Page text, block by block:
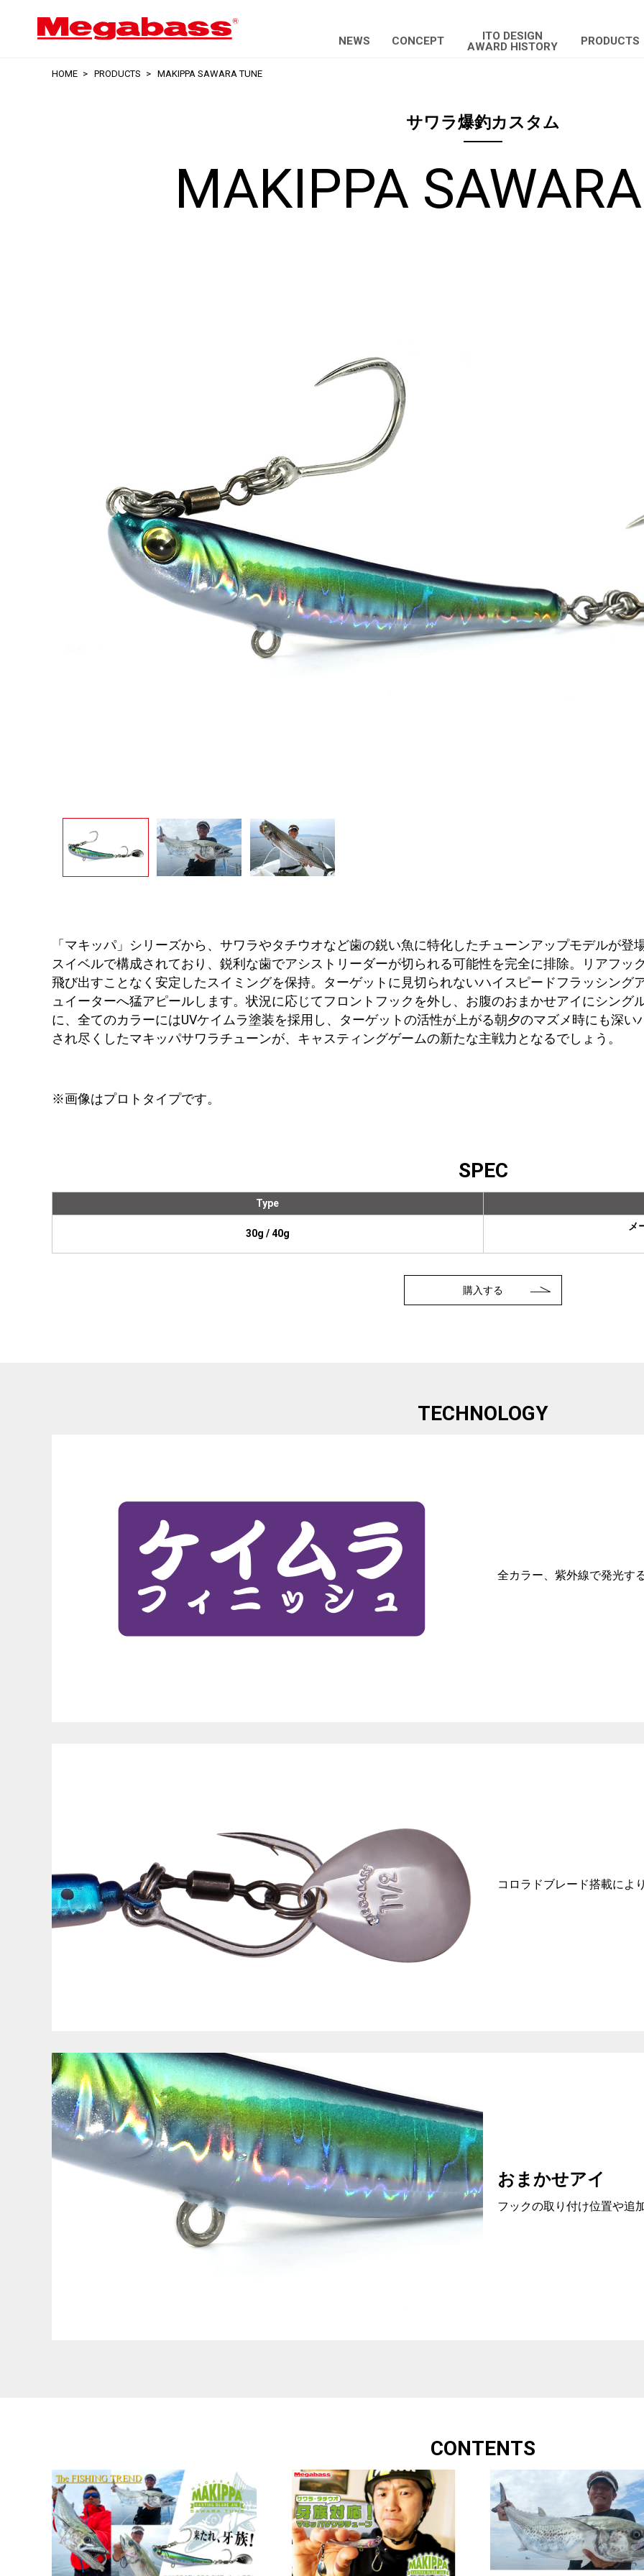
NEWS CONCEPT
ITO DESIGN
AWARD HISTORY
PRODUCTS
HOME PRODUCTS MAKIPPA SAWARA TUNE
サワラ爆釣カスタム
MAKIPPA
「マキッパ」シリーズから、サワラやタチウオなど歯の鋭い魚に特化したチューンアップモデルが登
スイベルで構成されており、鋭利な歯でアシストリーダーが切られる可能性を完全に排除。リアフッ
飛び出すことなく安定したスイミングを保持。ターゲットに見切られないハイスピードフラッシング
ュイーターへ猛アピールします。状況に応じてフロントフックを外し、お腹のおまかせアイにシング
に、全てのカラーにはUVケイムラ塗装を採用し、ターゲットの活性が上がる朝夕のマズメ時にも深
され尽くしたマキッパサワラチューンが、キャスティングゲームの新たな主戦力となるでしょう。
※画像はプロトタイプです。
SPEC
Type
30g / 40g
メ
購入する
TECHNOLOGY
全カラー、紫外線で発光す
コロラドブレード搭載によ
おまかせアイ
フックの取り付け位置や追
CONTENTS